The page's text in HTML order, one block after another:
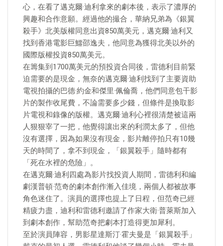
心，在看了邁克爾·迪利拿來的劇本後，表示了濃厚的
興趣和合作意願。經過他的撮合，華納兄弟為《銀翼
殺手》北美版權同意出資850萬美元，邁克爾·迪利又
找到香港電影巨鱷邵逸夫，他同意為獲得北美以外的
國際版權投資850萬美元。
在籌集到1700萬美元的預投資合同後，雷德利目前緊
迫需要的是現金，無奈的邁克爾·迪利找到了主要資助
電視拍攝的巴德·約金和傑里·佩倫喬，他們同意包干影
片的製作收尾費，不論需要多少錢，但條件是換取影
片電視和錄像的版權。邁克爾·迪利心裡很清楚被這兩
人狠狠宰了一把，他覺得讓出來的利潤太多了，但他
沒有選擇，因為如果沒有現金，影片離停拍只有10幾
天的時間了，拿不到現金，「銀翼殺手」隨時都有
「死在水裡的危險」。
在邁克爾·迪利四處為影片找投資人期間，雷德利和編
劇漢普頓·范奇的劇本創作漸入佳境，兩個人都被故事
角色迷住了。演員的選擇也提上了日程，但范奇已經
精疲力盡，迪利和雷德利邀請了作家大衛·普萊斯加入
到劇本創作，幫助范奇把劇本打造得更加犀利。
至於演員陣容，男影星達斯汀·霍夫曼是「銀翼殺手」